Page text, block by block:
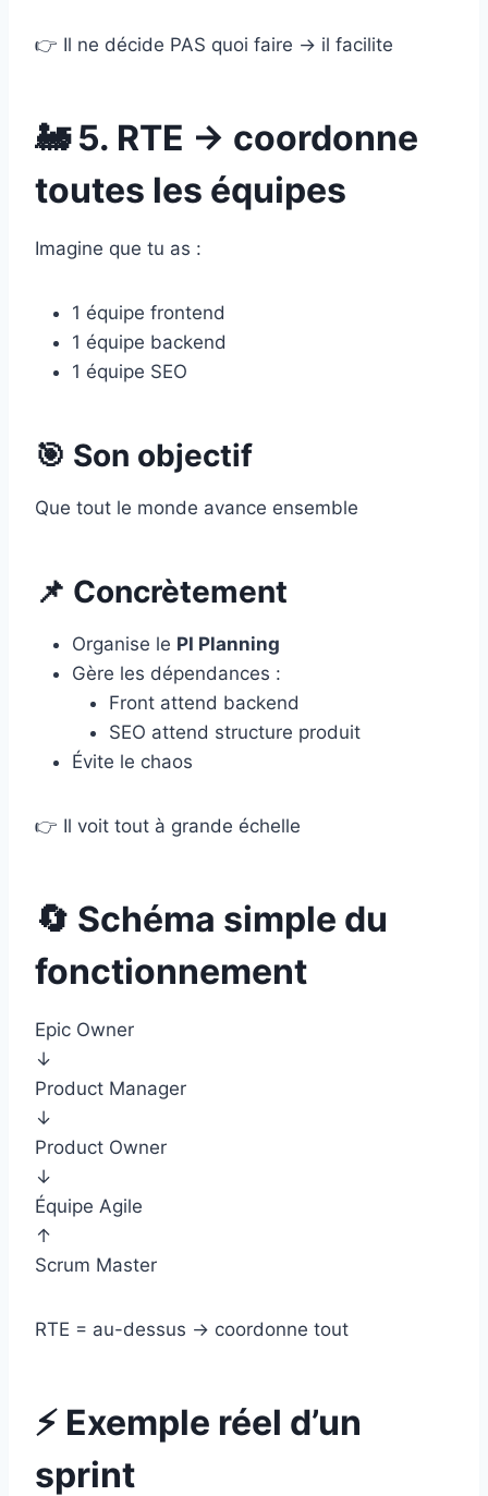
👉 Il ne décide PAS quoi faire → il facilite
🚂 5. RTE → coordonne
toutes les équipes
Imagine que tu as :
1 équipe frontend
1 équipe backend
1 équipe SEO
🎯 Son objectif
Que tout le monde avance ensemble
📌 Concrètement
Organise le PI Planning
Gère les dépendances :
Front attend backend
SEO attend structure produit
Évite le chaos
👉 Il voit tout à grande échelle
🔄 Schéma simple du
fonctionnement
Epic Owner
↓
Product Manager
↓
Product Owner
↓
Équipe Agile
↑
Scrum Master
RTE = au-dessus → coordonne tout
⚡ Exemple réel d’un
sprint